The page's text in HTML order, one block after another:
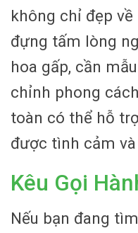
không chỉ đẹp
đựng tấm lòng
hoa gấp, cần
chỉnh phong
toàn có thể hỗ
được tình cảm
Kêu Gọi
Nếu bạn đang